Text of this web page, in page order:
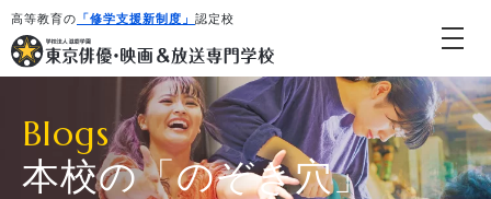
高等教育の 「修学支援新制度」 認定校
Blogs
本校の「のぞき穴」